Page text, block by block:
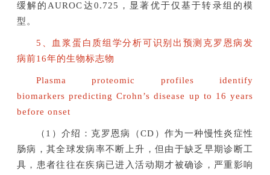
缓解的AUROC达0.725，显著优于仅基于转录组的模
型。
5、血浆蛋白质组学分析可识别出预测克罗恩病发
病前16年的生物标志物
Plasma proteomic profiles identify
biomarkers predicting Crohn’s disease up to 16 years
before onset
（1）介绍：克罗恩病（CD）作为一种慢性炎症性
肠病，其全球发病率不断上升，但由于缺乏早期诊断工
具，患者往往在疾病已进入活动期才被确诊，严重影响